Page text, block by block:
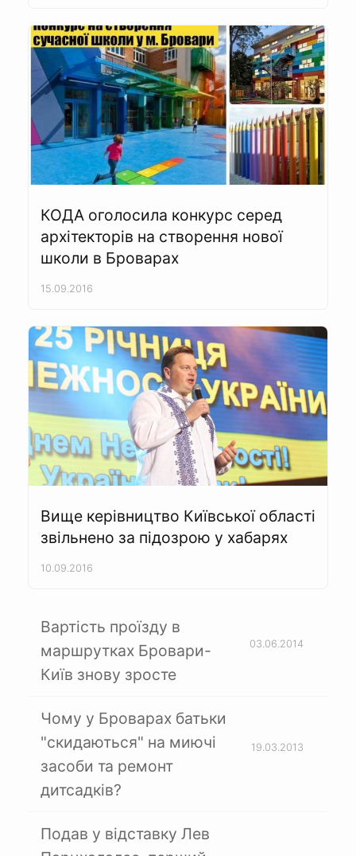
КОДА оголосила конкурс серед
архітекторів на створення нової
школи в Броварах
15.09.2016
Вище керівництво Київської області
звільнено за підозрою у хабарях
10.09.2016
Вартість проїзду в
маршрутках Бровари-
Київ знову зросте
03.06.2014
Чому у Броварах батьки
"скидаються" на миючі
засоби та ремонт
дитсадків?
19.03.2013
Подав у відставку Лев